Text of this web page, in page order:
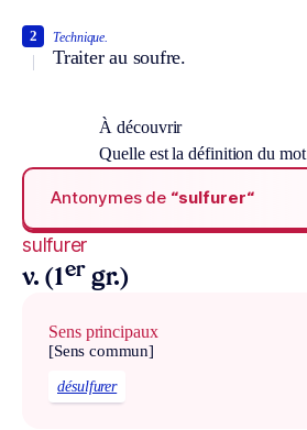
Technique.
Traiter au soufre.
2
À découvrir
Quelle est la définition du mot
Antonymes de “sulfurer“
sulfurer
v. (1er gr.)
Sens principaux
[Sens commun]
désulfurer